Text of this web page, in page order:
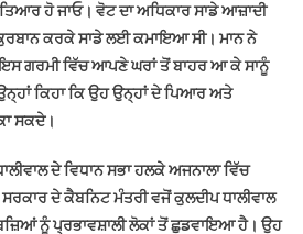
ਕੀਤਾ
ਚੋਣ
ਪ੍ਰਚਾਰ
ਹੋ ਜਾਓ। ਵੋਟ ਦਾ ਅਧਿਕਾਰ ਸਾਡੇ ਆਜ਼ਾਦੀ
ਕਰਕੇ ਸਾਡੇ ਲਈ ਕਮਾਇਆ ਸੀ। ਮਾਨ ਨੇ
ਗਰਮੀ ਵਿੱਚ ਆਪਣੇ ਘਰਾਂ ਤੋਂ ਬਾਹਰ ਆ ਕੇ ਸਾਨੂੰ
ਕਿਹਾ ਕਿ ਉਹ ਉਨ੍ਹਾਂ ਦੇ ਪਿਆਰ ਅਤੇ
ਸਕਦੇ।
ਦੇ ਵਿਧਾਨ ਸਭਾ ਹਲਕੇ ਅਜਨਾਲਾ ਵਿੱਚ
ਦੇ ਕੈਬਨਿਟ ਮੰਤਰੀ ਵਜੋਂ ਕੁਲਦੀਪ ਧਾਲੀਵਾਲ
ਨੂੰ ਪ੍ਰਭਾਵਸ਼ਾਲੀ ਲੋਕਾਂ ਤੋਂ ਛੁਡਵਾਇਆ ਹੈ। ਉਹ